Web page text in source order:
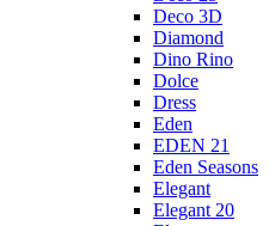
Deco 3D
Diamond
Dino Rino
Dolce
Dress
Eden
EDEN 21
Eden Seasons
Elegant
Elegant 20